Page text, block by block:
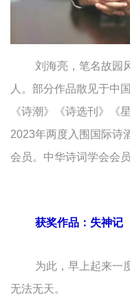
刘海亮，笔名故园
人。部分作品散见于中
《诗潮》《诗选刊》《
2023年两度入围国际诗
会员。中华诗词学会会员
获奖作品：失神记
为此，早上起来一
无法无天。